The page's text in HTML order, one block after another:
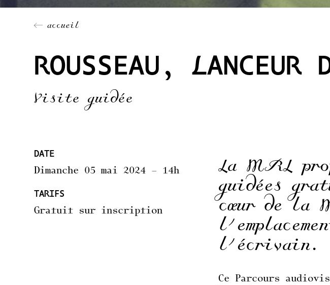
← accueil
ROUSSEAU, LANCEUR
Visite guidée
DATE
Dimanche 05 mai 2024 – 14h
TARIFS
Gratuit sur inscription
La MRL
guidées
cœur de la
l’écrivain.
Ce Parcours